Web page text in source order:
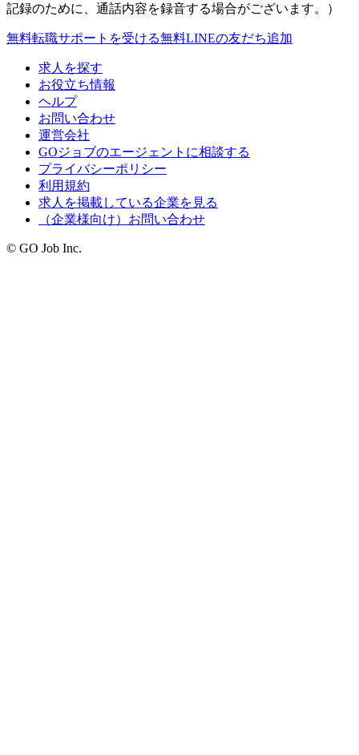
記録のために、通話内容を録音する場合がございます。）
無料転職サポートを受ける無料LINEの友だち追加
求人を探す
お役立ち情報
ヘルプ
お問い合わせ
運営会社
GOジョブのエージェントに相談する
プライバシーポリシー
利用規約
求人を掲載している企業を見る
（企業様向け）お問い合わせ
© GO Job Inc.